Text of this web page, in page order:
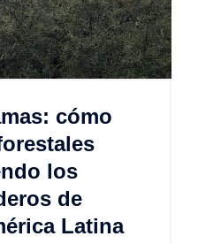
cómo
los
de
Latina